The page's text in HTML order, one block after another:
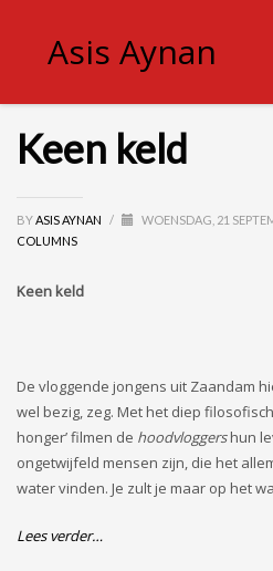
Asis Aynan
Keen keld
BYASIS AYNAN / WOENSDAG, 21
COLUMNS
Keen keld
De vloggende jongens uit Zaandam
wel bezig, zeg. Met het diep
honger’ filmen de hoodvloggershun
ongetwijfeld mensen zijn, die het
water vinden. Je zult je maar op het
Lees verder…